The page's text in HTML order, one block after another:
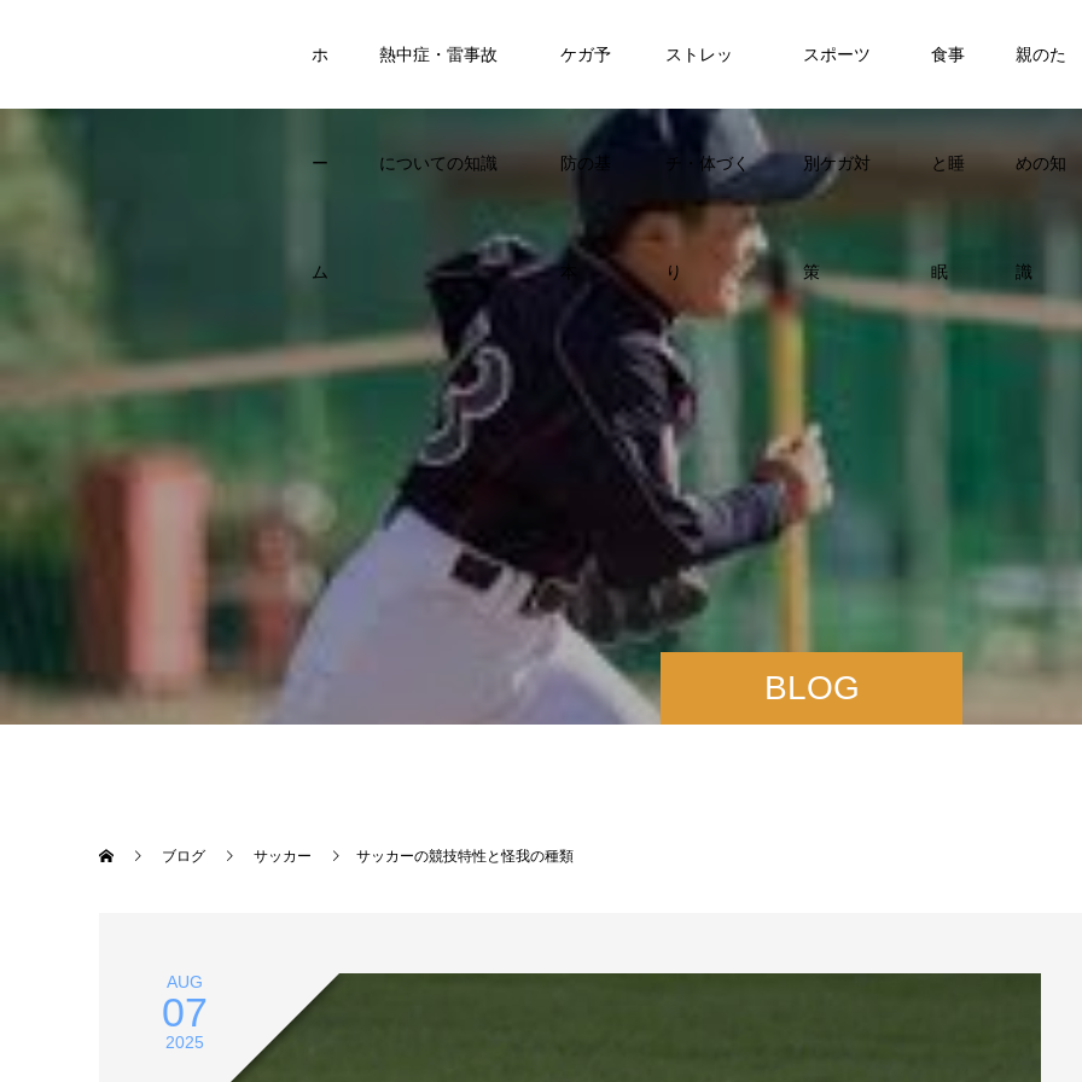
ホ
ー
ム
熱中症・雷事故
についての知識
ケガ予
防の基
ストレッ
チ・体づく
り
スポーツ
別ケガ対
策
食事
と睡
眠
親のた
めの知
識
BLOG
ブログ サッカー サッカーの競技特性と怪我の種類
AUG
07
2025